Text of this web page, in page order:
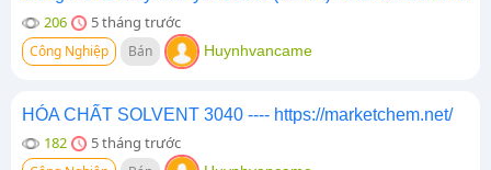
206 5 tháng trước
Công Nghiệp Bán Huynhvancame
HÓA CHẤT SOLVENT 3040 ---- https://marketchem.net/
182 5 tháng trước